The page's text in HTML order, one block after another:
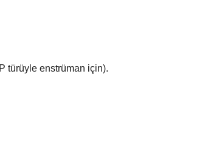
türüyle enstrüman için).